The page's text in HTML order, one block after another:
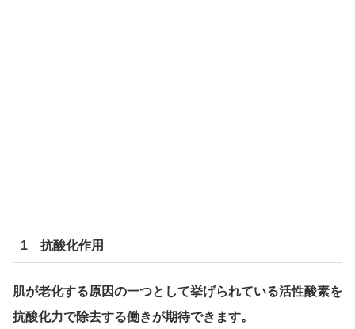
1 抗酸化作用
肌が老化する原因の一つとして挙げられている活性酸素を
抗酸化力で除去する働きが期待できます。